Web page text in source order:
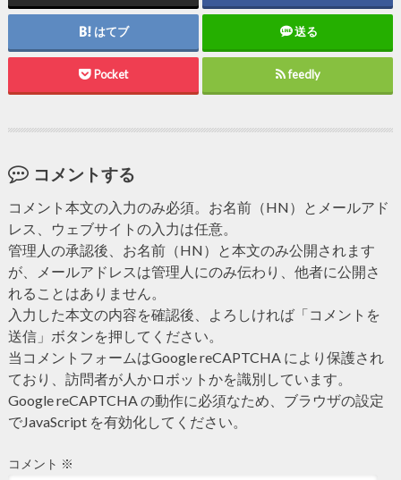
はてブ 送る
Pocket feedly
コメントする
コメント本文の入力のみ必須。お名前（HN）とメールアド
レス、ウェブサイトの入力は任意。
管理人の承認後、お名前（HN）と本文のみ公開されます
が、メールアドレスは管理人にのみ伝わり、他者に公開さ
れることはありません。
入力した本文の内容を確認後、よろしければ「コメントを
送信」ボタンを押してください。
当コメントフォームはGoogle reCAPTCHA により保護され
ており、訪問者が人かロボットかを識別しています。
Google reCAPTCHA の動作に必須なため、ブラウザの設定
でJavaScript を有効化してください。
コメント ※